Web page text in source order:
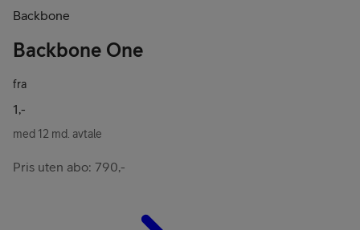
Backbone
Backbone One
fra
1,-
med 12 md. avtale
Pris uten abo: 790,-